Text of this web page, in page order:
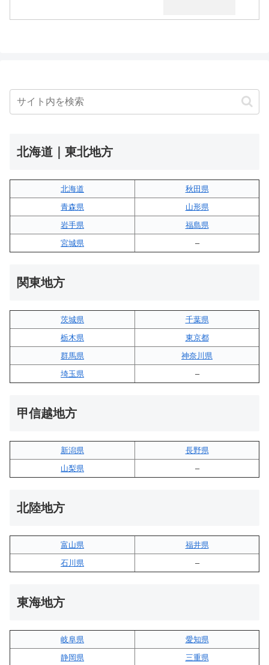
北海道｜東北地方
北海道
秋田県
青森県
山形県
岩手県
福島県
宮城県
–
関東地方
茨城県
千葉県
栃木県
東京都
群馬県
神奈川県
埼玉県
–
甲信越地方
新潟県
長野県
山梨県
–
北陸地方
富山県
福井県
石川県
–
東海地方
岐阜県
愛知県
静岡県
三重県